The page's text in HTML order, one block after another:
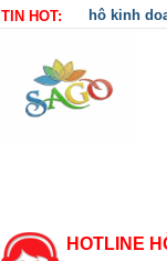
TIN HOT: hộ kinh
HOTLINE